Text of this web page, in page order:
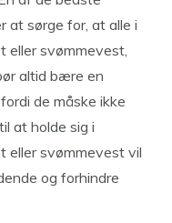
at sørge for, at alle i
eller svømmevest,
altid bære en
de måske ikke
at holde sig i
eller svømmevest vil
og forhindre